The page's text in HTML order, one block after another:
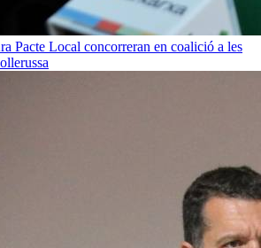
Pacte Local concorreran en coalició a les